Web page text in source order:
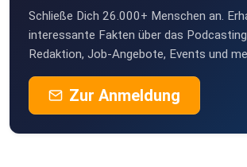
Schließe Dich 26.000+ Menschen an.
interessante Fakten über das
Redaktion, Job-Angebote, Events und
Zur Anmeldung